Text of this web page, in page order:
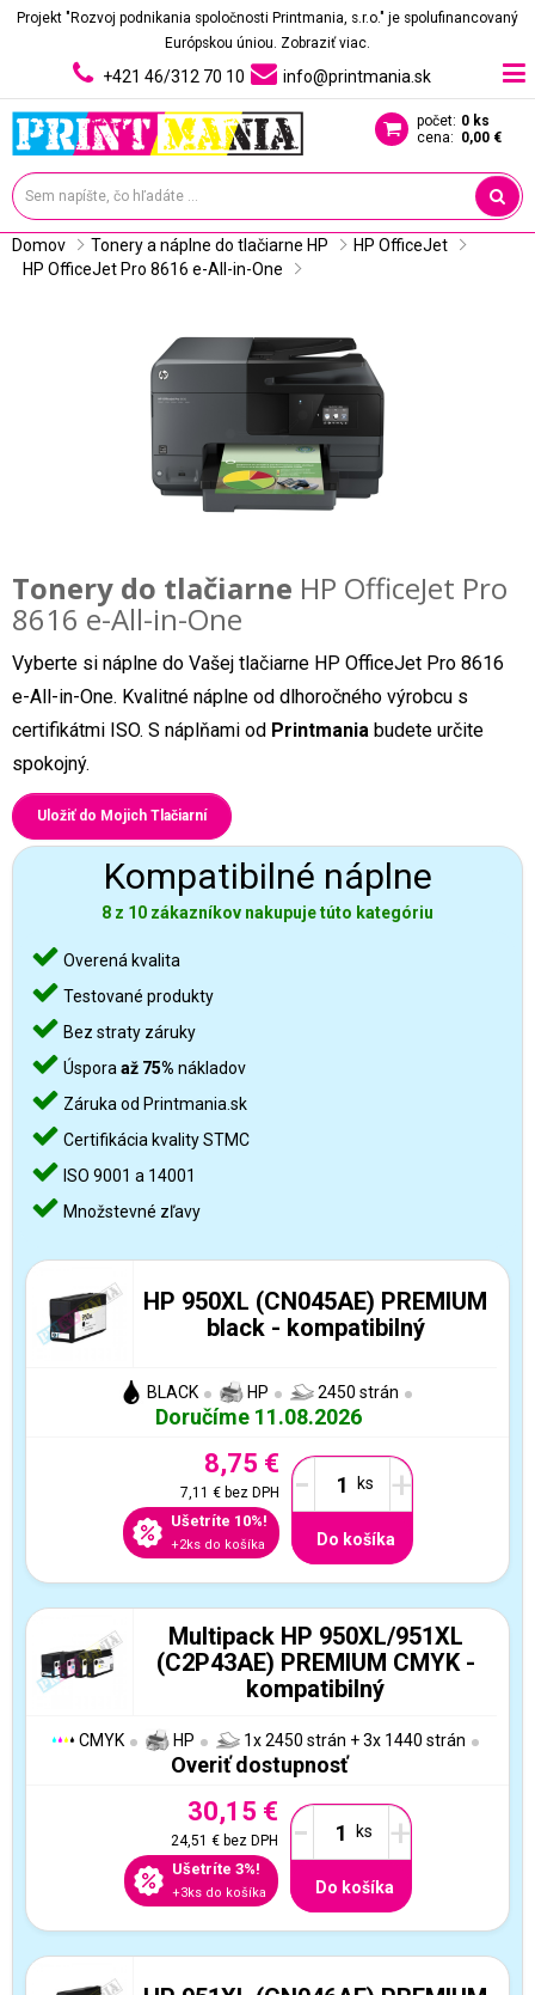
Projekt "Rozvoj podnikania spoločnosti Printmania, s.r.o." je spolufinancovaný
Európskou úniou. Zobraziť viac.
+421 46/312 70 10 info@printmania.sk
počet: 0 ks
cena: 0,00 €
Domov Tonery a náplne do tlačiarne HP
HP OfficeJet
HP OfficeJet Pro 8616 e-All-in-One
Tonery do tlačiarne HP OfficeJet Pro
8616 e-All-in-One
Vyberte si náplne do Vašej tlačiarne HP OfficeJet Pro 8616
e-All-in-One. Kvalitné náplne od dlhoročného výrobcu s
certifikátmi ISO. S náplňami od Printmania budete určite
spokojný.
Uložiť do Mojich Tlačiarní
Kompatibilné náplne
8 z 10 zákazníkov nakupuje túto kategóriu
Overená kvalita
Testované produkty
Bez straty záruky
Úspora až 75% nákladov
Záruka od Printmania.sk
Certifikácia kvality STMC
ISO 9001 a 14001
Množstevné zľavy
HP 950XL (CN045AE) PREMIUM
black - kompatibilný
BLACK HP 2450 strán
Doručíme 11.08.2026
8,75 €
7,11 €bez DPH
Ušetríte 10%!
+2ks do košíka
- +
Do košíka
Multipack HP 950XL/951XL
(C2P43AE) PREMIUM CMYK -
kompatibilný
CMYK HP 1x 2450 strán + 3x 1440 strán
Overiť dostupnosť
30,15 €
24,51 €bez DPH
Ušetríte 3%!
+3ks do košíka
- +
Do košíka